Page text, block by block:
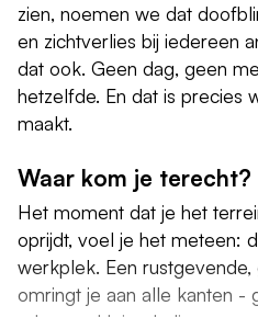
zien, noemen we dat
en zichtverlies bij iedereen
dat ook. Geen dag, geen
hetzelfde. En dat is precies
maakt.
Waar kom je terecht?
Het moment dat je het
oprijdt, voel je het meteen:
werkplek. Een
omringt je aan alle kanten -